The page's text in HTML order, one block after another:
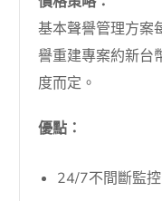
基本聲譽管理方案
譽重建專案約新台
度而定。
優點：
24/7不間斷監控